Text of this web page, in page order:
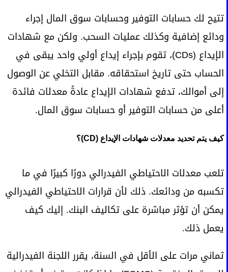
تتيح لك حسابات التوفير وحسابات سوق المال إجراء
ودائع إضافية وكذلك عمليات السحب. ولكن مع شهادات
الإيداع (CDs)، تقوم بإجراء إيداع أولي واحد يبقى في
الحساب حتى تاريخ استحقاقه. مقابل التخلي عن الوصول
إلى أموالك، تدفع شهادات الإيداع عادةً معدلات فائدة
أعلى من حسابات التوفير أو حسابات سوق المال.
كيف يتم تحديد معدلات شهادات الإيداع (CD)؟
تلعب معدلات الاحتياطي الفيدرالي دورًا كبيرًا في ما
تكسبه من ودائعك. ذلك لأن قرارات الاحتياطي الفيدرالي
يمكن أن تؤثر مباشرة على تكاليف البنك. إليك كيف
يعمل ذلك.
ثماني مرات على الأقل في السنة، يقرر اللجنة الفيدرالية